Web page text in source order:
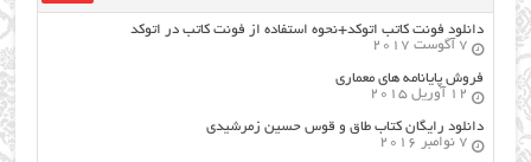
دانلود فونت کاتب اتوکد+نحوه استفاده از فونت کاتب در اتوکد
7 آگوست 2017
فروش پایانامه های معماری
12 آوریل 2015
دانلود رایگان کتاب طاق و قوس حسین زمرشیدی
7 نوامبر 2016